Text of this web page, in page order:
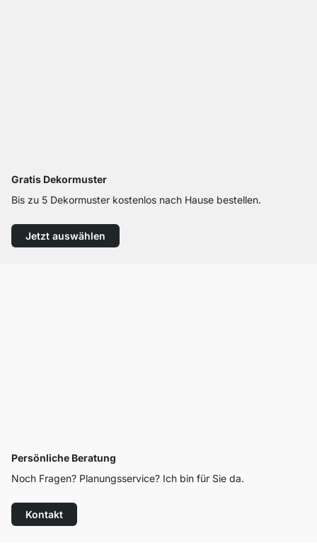
Gratis Dekormuster
Bis zu 5 Dekormuster kostenlos nach Hause bestellen.
Jetzt auswählen
Persönliche Beratung
Noch Fragen? Planungsservice? Ich bin für Sie da.
Kontakt